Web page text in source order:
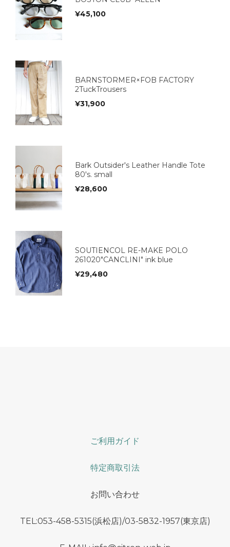
¥45,100
BARNSTORMER×FOB FACTORY
2TuckTrousers
¥31,900
Bark Outsider's Leather Handle Tote
80's. small
¥28,600
SOUTIENCOL RE-MAKE POLO
261020"CANCLINI" ink blue
¥29,480
ご利用ガイド
特定商取引法
お問い合わせ
TEL:053-458-5315(浜松店)/03-5832-1957(東京店)